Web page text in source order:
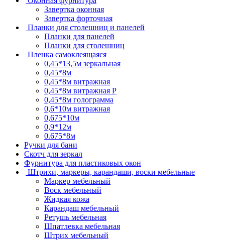
Завертка оконная
Завертка форточная
Планки для столешниц и панелей
Планки для панелей
Планки для столешниц
Пленка самоклеящаяся
0,45*13,5м зеркальная
0,45*8м
0,45*8м витражная
0,45*8м витражная Р
0,45*8м голограмма
0,6*10м витражная
0,675*10м
0,9*12м
0.675*8м
Ручки для бани
Скотч для зеркал
Фурнитура для пластиковых окон
Штрихи, маркеры, карандаши, воски мебельные
Маркер мебельный
Воск мебельный
Жидкая кожа
Карандаш мебельный
Ретушь мебельная
Шпатлевка мебельная
Штрих мебельный